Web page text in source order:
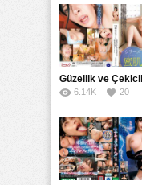
6.14K 20